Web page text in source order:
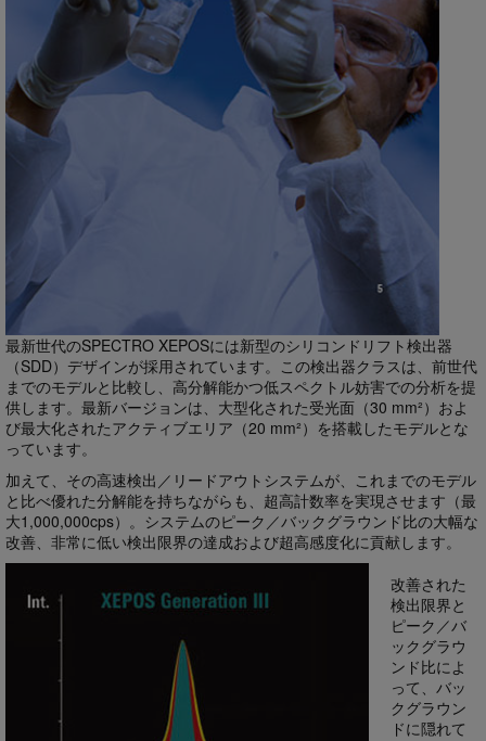
最新世代のSPECTRO XEPOSには新型のシリコンドリフト検出器
（SDD）デザインが採用されています。この検出器クラスは、前世代
までのモデルと比較し、高分解能かつ低スペクトル妨害での分析を提
供します。最新バージョンは、大型化された受光面（30 mm²）およ
び最大化されたアクティブエリア（20 mm²）を搭載したモデルとな
っています。
加えて、その高速検出／リードアウトシステムが、これまでのモデル
と比べ優れた分解能を持ちながらも、超高計数率を実現させます（最
大1,000,000cps）。システムのピーク／バックグラウンド比の大幅な
改善、非常に低い検出限界の達成および超高感度化に貢献します。
改善された
検出限界と
ピーク／バ
ックグラウ
ンド比によ
って、バッ
クグラウン
ドに隠れて